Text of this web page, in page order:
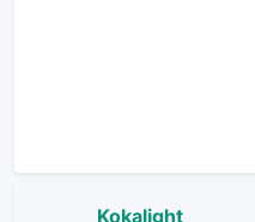
Kokalight